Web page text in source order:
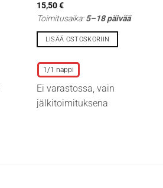
15,50€
Toimitusaika:5–18 päivää
LISÄÄ OSTOSKORIIN
tuotteella
on
useampi
muunnelma.
1/1 nappi
Ei varastossa, vain
jälkitoimituksena